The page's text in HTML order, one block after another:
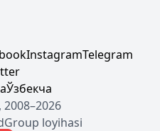
InstagramTelegram
Ўзбекча
loyihasi